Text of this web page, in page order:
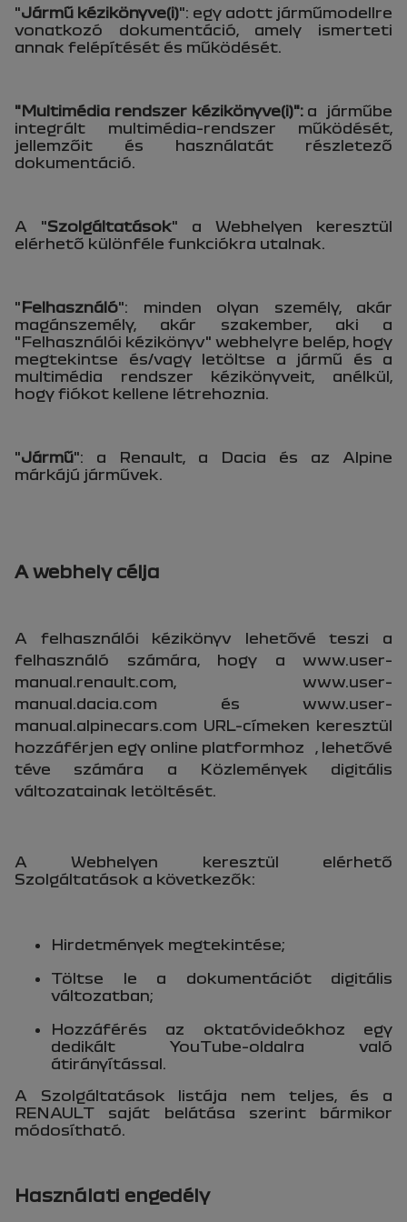
"Jármű kézikönyve(i)": egy adott járműmodellre
vonatkozó dokumentáció, amely ismerteti
annak felépítését és működését.
"Multimédia rendszer kézikönyve(i)":a
járműbe
integrált multimédia-rendszer működését,
jellemzőit és használatát részletező
dokumentáció.
A "Szolgáltatások" a Webhelyen keresztül
elérhető különféle funkciókra utalnak.
"Felhasználó": minden olyan személy, akár
magánszemély, akár szakember, aki a
"Felhasználói kézikönyv" webhelyre belép, hogy
megtekintse és/vagy letöltse a jármű és a
multimédia rendszer kézikönyveit, anélkül,
hogy fiókot kellene létrehoznia.
"Jármű": a Renault, a Dacia és az Alpine
márkájú járművek.
A webhely célja
A felhasználói kézikönyv lehetővé teszi a
felhasználó számára, hogy a www.user-
manual.renault.com, www.user-
manual.dacia.com és www.user-
manual.alpinecars.com URL-címeken keresztül
hozzáférjen egy online platformhoz
, lehetővé
téve számára a Közlemények digitális
változatainak letöltését.
A Webhelyen keresztül elérhető
Szolgáltatások a következők:
Hirdetmények megtekintése;
Töltse le a dokumentációt digitális
változatban;
Hozzáférés az oktatóvideókhoz egy
dedikált YouTube-oldalra való
átirányítással.
A Szolgáltatások listája nem teljes, és a
RENAULT saját belátása szerint bármikor
módosítható.
Használati engedély